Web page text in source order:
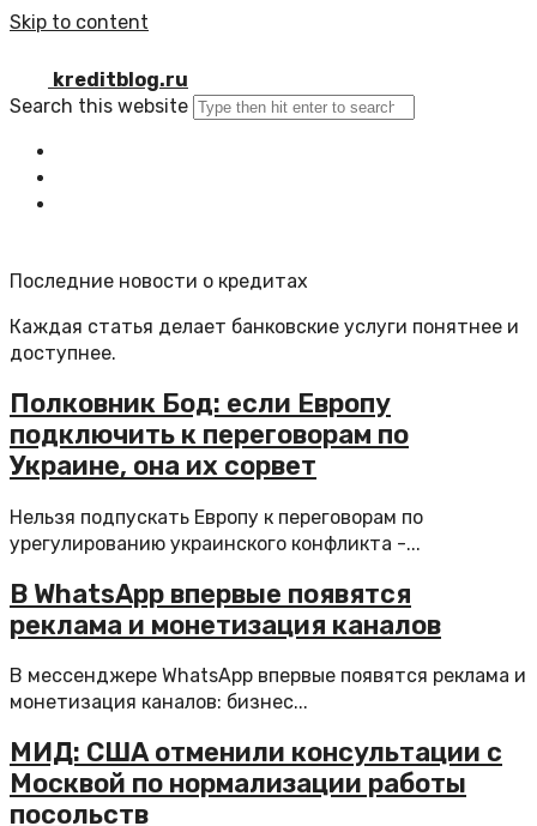
Skip to content
kreditblog.ru
Search this website
Последние новости о кредитах
Каждая статья делает банковские услуги понятнее и
доступнее.
Полковник Бод: если Европу
подключить к переговорам по
Украине, она их сорвет
Нельзя подпускать Европу к переговорам по
урегулированию украинского конфликта -...
В WhatsApp впервые появятся
реклама и монетизация каналов
В мессенджере WhatsApp впервые появятся реклама и
монетизация каналов: бизнес...
МИД: США отменили консультации с
Москвой по нормализации работы
посольств